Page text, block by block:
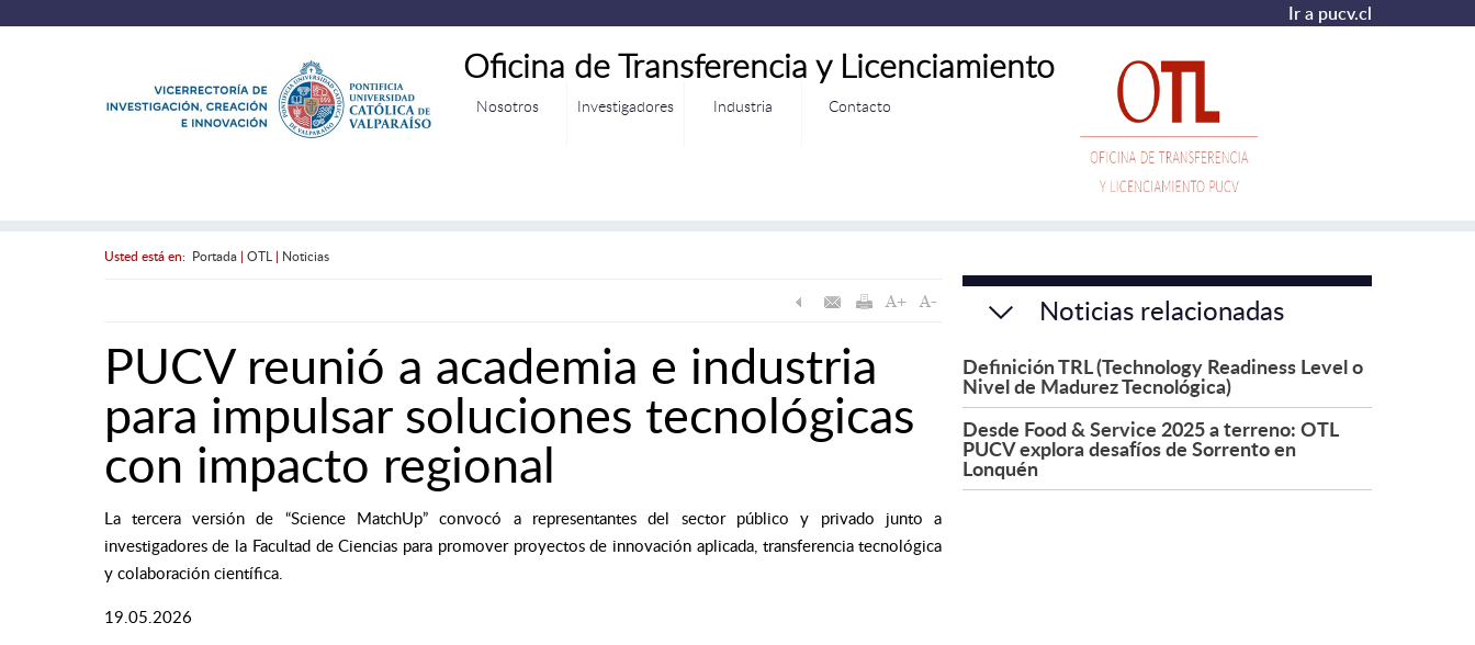
Ir a pucv.cl
Oficina de Transferencia y Licenciamiento
Nosotros Investigadores Industria Contacto
Usted está en: Portada| OTL | Noticias
PUCV reunió a academia e industria
para impulsar soluciones tecnológicas
con impacto regional
La tercera versión de “Science MatchUp” convocó a representantes del sector público y privado junto a
investigadores de la Facultad de Ciencias para promover proyectos de innovación aplicada, transferencia tecnológica
y colaboración científica.
19.05.2026
Noticias relacionadas
Definición TRL (Technology Readiness Level o
Nivel de Madurez Tecnológica)
Desde Food & Service 2025 a terreno: OTL
PUCV explora desafíos de Sorrento en
Lonquén